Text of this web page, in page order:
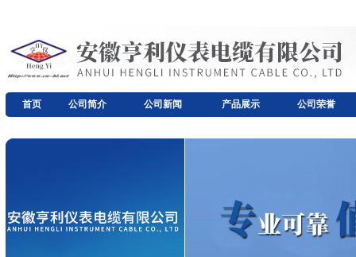
首页 公司简介 公司新闻 产品展示 公司荣誉